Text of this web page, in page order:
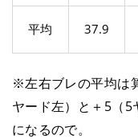
平均 37.9
※左右ブレの平均は
ヤード左）と＋5（5
になるので。